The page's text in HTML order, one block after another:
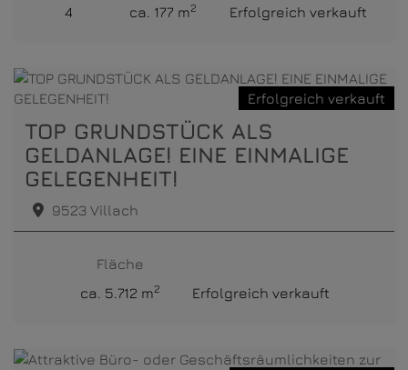
4
ca. 177 m2 Erfolgreich verkauft
Erfolgreich verkauft
TOP GRUNDSTÜCK ALS
GELDANLAGE! EINE EINMALIGE
GELEGENHEIT!
9523 Villach
Fläche
ca. 5.712 m2 Erfolgreich verkauft